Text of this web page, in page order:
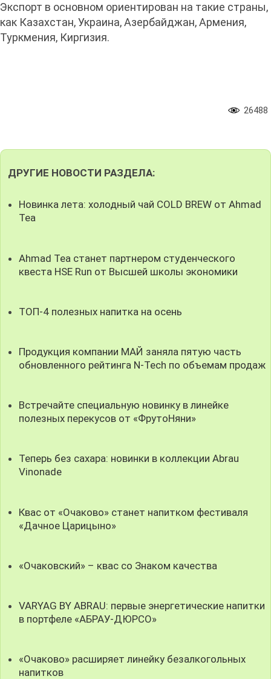
Экспорт в основном ориентирован на такие страны,
как Казахстан, Украина, Азербайджан, Армения,
Туркмения, Киргизия.
26488
ДРУГИЕ НОВОСТИ РАЗДЕЛА:
Новинка лета: холодный чай COLD BREW от Ahmad
Tea
Ahmad Tea станет партнером студенческого
квеста HSE Run от Высшей школы экономики
ТОП-4 полезных напитка на осень
Продукция компании МАЙ заняла пятую часть
обновленного рейтинга N-Tech по объемам продаж
Встречайте специальную новинку в линейке
полезных перекусов от «ФрутоНяни»
Теперь без сахара: новинки в коллекции Abrau
Vinonade
Квас от «Очаково» станет напитком фестиваля
«Дачное Царицыно»
«Очаковский» – квас со Знаком качества
VARYAG BY ABRAU: первые энергетические напитки
в портфеле «АБРАУ-ДЮРСО»
«Очаково» расширяет линейку безалкогольных
напитков